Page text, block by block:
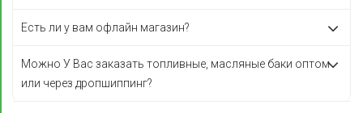
Есть ли у вам офлайн магазин?
Можно У Вас заказать топливные, масляные баки оптом
или через дропшиппинг?